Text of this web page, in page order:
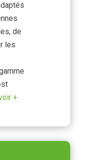
de
les
+